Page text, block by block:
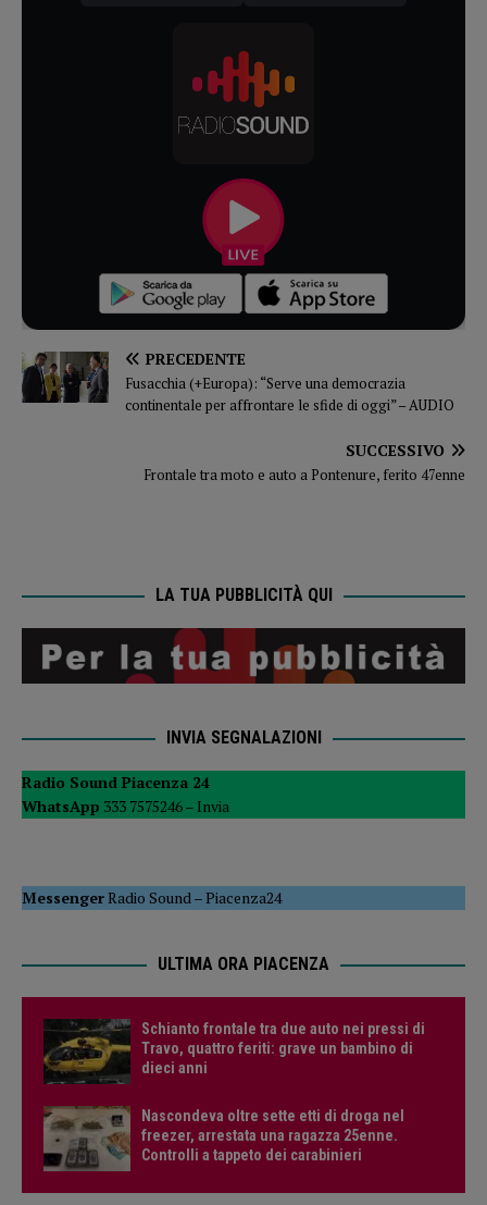
PRECEDENTE
Fusacchia (+Europa): “Serve una democrazia
continentale per affrontare le sfide di oggi” – AUDIO
SUCCESSIVO
Frontale tra moto e auto a Pontenure, ferito 47enne
LA TUA PUBBLICITÀ QUI
INVIA SEGNALAZIONI
Radio Sound Piacenza 24
WhatsApp 333 7575246 – Invia
MessengerRadio Sound–Piacenza24
ULTIMA ORA PIACENZA
Schianto frontale tra due auto nei pressi di
Travo, quattro feriti: grave un bambino di
dieci anni
Nascondeva oltre sette etti di droga nel
freezer, arrestata una ragazza 25enne.
Controlli a tappeto dei carabinieri